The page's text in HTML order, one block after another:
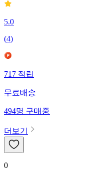
5.0
(4)
717적립
무료배송
494명구매중
더보기
0